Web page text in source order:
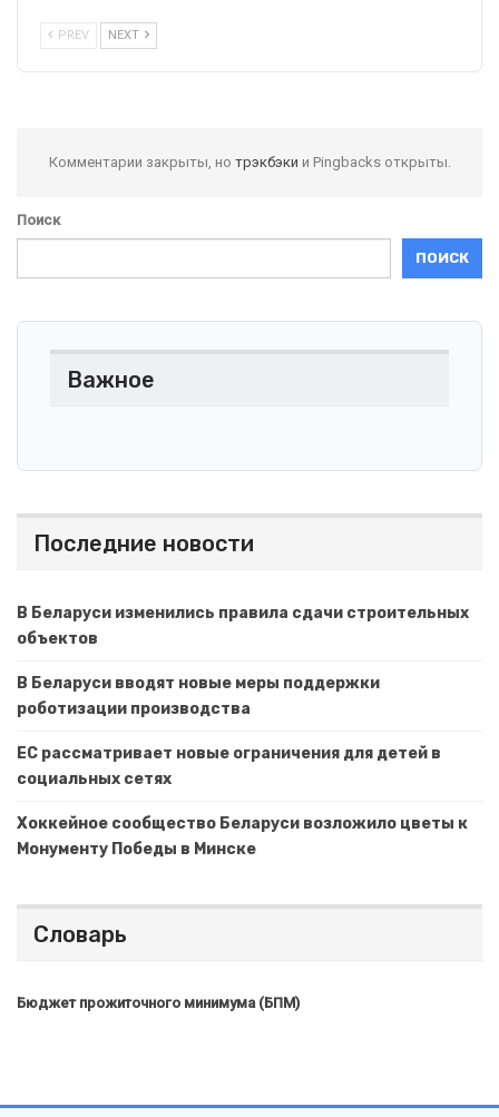
PREV NEXT
Комментарии закрыты, но трэкбэки и Pingbacks открыты.
Поиск
ПОИСК
Важное
Последние новости
В Беларуси изменились правила сдачи строительных
объектов
В Беларуси вводят новые меры поддержки
роботизации производства
ЕС рассматривает новые ограничения для детей в
социальных сетях
Хоккейное сообщество Беларуси возложило цветы к
Монументу Победы в Минске
Словарь
Бюджет прожиточного минимума (БПМ)